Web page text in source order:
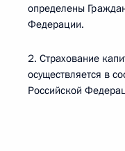
определены
Федерации.
2. Страхование
осуществляется в
Российской